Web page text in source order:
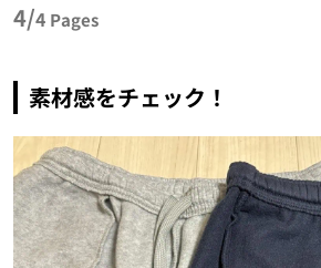
4/4 Pages
素材感をチェック！